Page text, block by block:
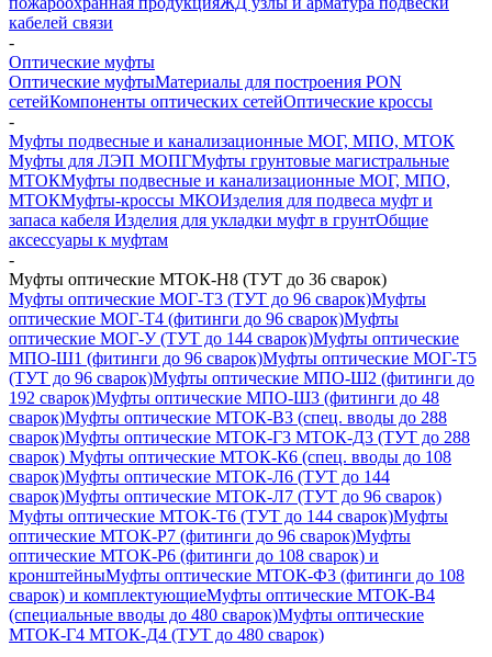
кабелей связи
-
Оптические муфты
Оптические муфтыМатериалы для построения PON
сетейКомпоненты оптических сетейОптические кроссы
-
Муфты подвесные и канализационные МОГ, МПО, МТОК
Муфты для ЛЭП МОПГМуфты грунтовые магистральные
МТОКМуфты подвесные и канализационные МОГ, МПО,
МТОКМуфты-кроссы МКОИзделия для подвеса муфт и
запаса кабеля Изделия для укладки муфт в грунтОбщие
аксессуары к муфтам
-
Муфты оптические МТОК-Н8 (ТУТ до 36 сварок)
Муфты оптические МОГ-Т3 (ТУТ до 96 сварок)Муфты
оптические МОГ-Т4 (фитинги до 96 сварок)Муфты
оптические МОГ-У (ТУТ до 144 сварок)Муфты оптические
МПО-Ш1 (фитинги до 96 сварок)Муфты оптические МОГ-Т5
(ТУТ до 96 сварок)Муфты оптические МПО-Ш2 (фитинги до
192 сварок)Муфты оптические МПО-Ш3 (фитинги до 48
сварок)Муфты оптические МТОК-В3 (спец. вводы до 288
сварок)Муфты оптические МТОК-Г3 МТОК-Д3 (ТУТ до 288
сварок) Муфты оптические МТОК-К6 (спец. вводы до 108
сварок)Муфты оптические МТОК-Л6 (ТУТ до 144
сварок)Муфты оптические МТОК-Л7 (ТУТ до 96 сварок)
Муфты оптические МТОК-Т6 (ТУТ до 144 сварок)Муфты
оптические МТОК-Р7 (фитинги до 96 сварок)Муфты
оптические МТОК-Р6 (фитинги до 108 сварок) и
кронштейныМуфты оптические МТОК-Ф3 (фитинги до 108
сварок) и комплектующиеМуфты оптические МТОК-В4
(специальные вводы до 480 сварок)Муфты оптические
МТОК-Г4 МТОК-Д4 (ТУТ до 480 сварок)